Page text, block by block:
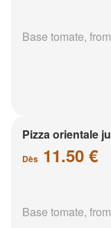
Base tomate,
Pizza orientale
Dès 11.50 €
Base tomate,